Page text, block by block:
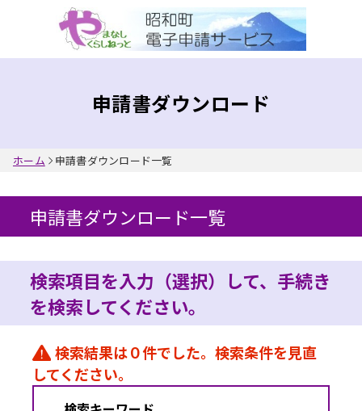
入力内容に不備があります。
申請書ダウンロード
ホーム 申請書ダウンロード一覧
申請書ダウンロード一覧
検索項目を入力（選択）して、手続き
を検索してください。
検索結果は０件でした。検索条件を見直
してください。